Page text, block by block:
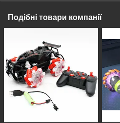
Подібні товари компанії